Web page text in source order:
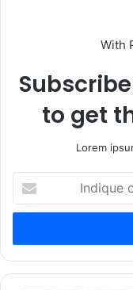
With
to get
Lorem
seu
de
email